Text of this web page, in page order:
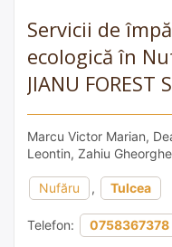
Servicii de
ecologică în
JIANU FOREST
Marcu Victor Marian,
Leontin, Zahiu Gheorghe
Nufăru , Tulcea
Telefon: 0758367378